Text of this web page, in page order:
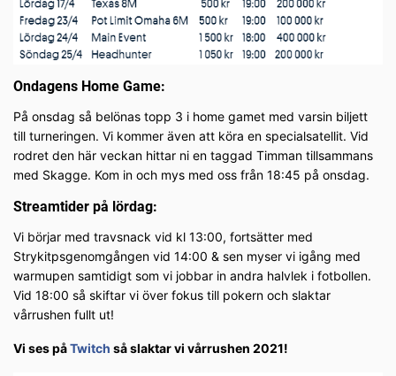
Ondagens Home Game:
På onsdag så belönas topp 3 i home gamet med varsin biljett
till turneringen. Vi kommer även att köra en specialsatellit. Vid
rodret den här veckan hittar ni en taggad Timman tillsammans
med Skagge. Kom in och mys med oss från 18:45 på onsdag.
Streamtider på lördag:
Vi börjar med travsnack vid kl 13:00, fortsätter med
Strykitpsgenomgången vid 14:00 & sen myser vi igång med
warmupen samtidigt som vi jobbar in andra halvlek i fotbollen.
Vid 18:00 så skiftar vi över fokus till pokern och slaktar
vårrushen fullt ut!
Vi ses påTwitch så slaktar vi vårrushen 2021!